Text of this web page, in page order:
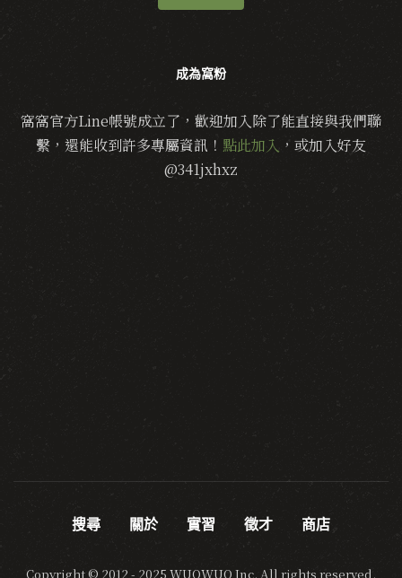
成為窩粉
窩窩官方Line帳號成立了，歡迎加入除了能直接與我們聯
繫，還能收到許多專屬資訊！ 點此加入 ，或加入好友
@341jxhxz
搜尋 關於 實習 徵才 商店
Copyright © 2012 - 2025 WUOWUO Inc. All rights reserved.